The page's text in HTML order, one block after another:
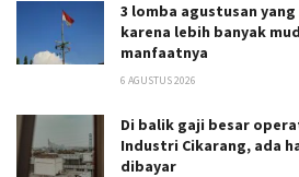
3 lomba agustusan
karena lebih banyak
manfaatnya
6 AGUSTUS 2026
Di balik gaji besar
Industri Cikarang, ada
dibayar